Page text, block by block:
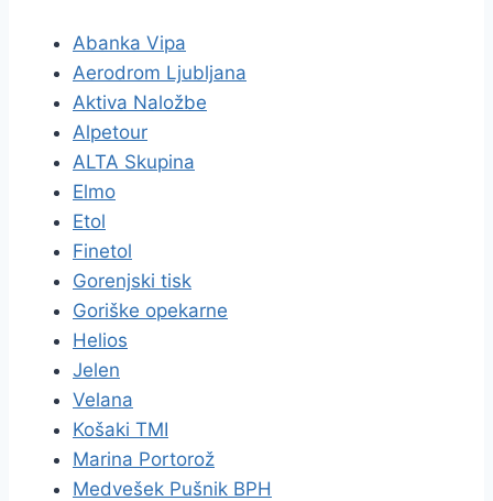
Abanka Vipa
Aerodrom Ljubljana
Aktiva Naložbe
Alpetour
ALTA Skupina
Elmo
Etol
Finetol
Gorenjski tisk
Goriške opekarne
Helios
Jelen
Velana
Košaki TMI
Marina Portorož
Medvešek Pušnik BPH